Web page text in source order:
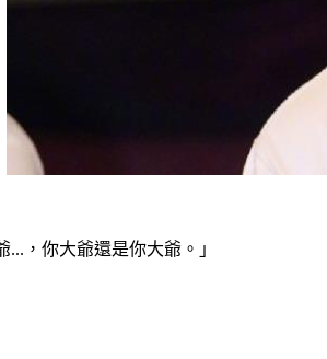
...，你大爺還是你大爺。」